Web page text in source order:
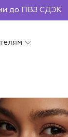
от 2000р.